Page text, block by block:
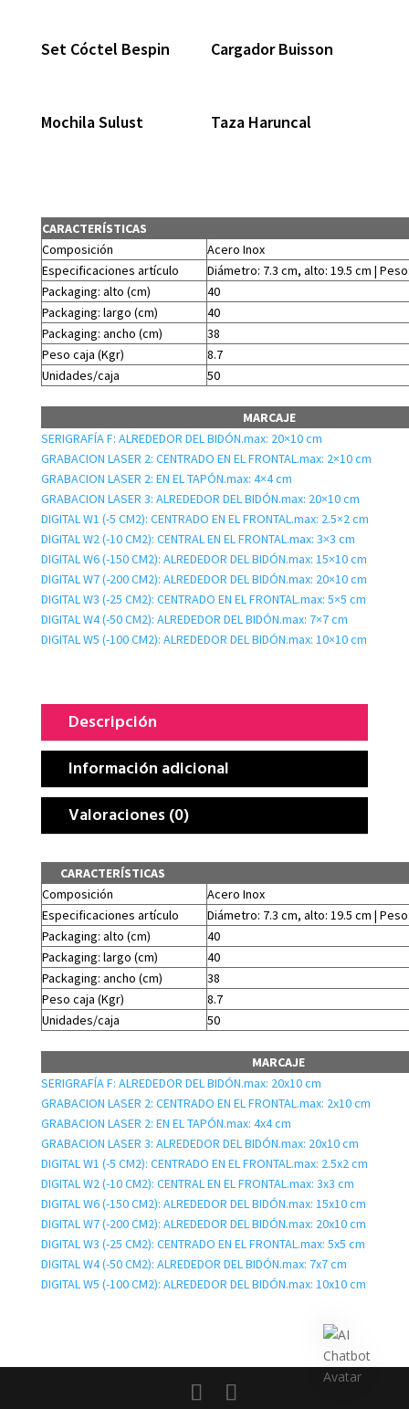
Set Cóctel Bespin Cargador Buisson
Mochila Sulust Taza Haruncal
CARACTERÍSTICAS
Composición
Acero Inox
Especificaciones artículo
Diámetro: 7.3 cm, alto: 19.5 cm |
Packaging: alto (cm)
40
Packaging: largo (cm)
40
Packaging: ancho (cm)
38
Peso caja (Kgr)
8.7
Unidades/caja
50
MARCAJE
SERIGRAFÍA F: ALREDEDOR DEL BIDÓN.max: 20×10 cm
GRABACION LASER 2: CENTRADO EN EL FRONTAL.max: 2×10 cm
GRABACION LASER 2: EN EL TAPÓN.max: 4×4 cm
GRABACION LASER 3: ALREDEDOR DEL BIDÓN.max: 20×10 cm
DIGITAL W1 (-5 CM2): CENTRADO EN EL FRONTAL.max: 2.5×2 cm
DIGITAL W2 (-10 CM2): CENTRAL EN EL FRONTAL.max: 3×3 cm
DIGITAL W6 (-150 CM2): ALREDEDOR DEL BIDÓN.max: 15×10 cm
DIGITAL W7 (-200 CM2): ALREDEDOR DEL BIDÓN.max: 20×10 cm
DIGITAL W3 (-25 CM2): CENTRADO EN EL FRONTAL.max: 5×5 cm
DIGITAL W4 (-50 CM2): ALREDEDOR DEL BIDÓN.max: 7×7 cm
DIGITAL W5 (-100 CM2): ALREDEDOR DEL BIDÓN.max: 10×10 cm
Descripción
Información adicional
Valoraciones (0)
CARACTERÍSTICAS
Composición
Acero Inox
Especificaciones artículo
Diámetro: 7.3 cm, alto: 19.5 cm |
Packaging: alto (cm)
40
Packaging: largo (cm)
40
Packaging: ancho (cm)
38
Peso caja (Kgr)
8.7
Unidades/caja
50
MARCAJE
SERIGRAFÍA F: ALREDEDOR DEL BIDÓN.max: 20x10 cm
GRABACION LASER 2: CENTRADO EN EL FRONTAL.max: 2x10 cm
GRABACION LASER 2: EN EL TAPÓN.max: 4x4 cm
GRABACION LASER 3: ALREDEDOR DEL BIDÓN.max: 20x10 cm
DIGITAL W1 (-5 CM2): CENTRADO EN EL FRONTAL.max: 2.5x2 cm
DIGITAL W2 (-10 CM2): CENTRAL EN EL FRONTAL.max: 3x3 cm
DIGITAL W6 (-150 CM2): ALREDEDOR DEL BIDÓN.max: 15x10 cm
DIGITAL W7 (-200 CM2): ALREDEDOR DEL BIDÓN.max: 20x10 cm
DIGITAL W3 (-25 CM2): CENTRADO EN EL FRONTAL.max: 5x5 cm
DIGITAL W4 (-50 CM2): ALREDEDOR DEL BIDÓN.max: 7x7 cm
DIGITAL W5 (-100 CM2): ALREDEDOR DEL BIDÓN.max: 10x10 cm